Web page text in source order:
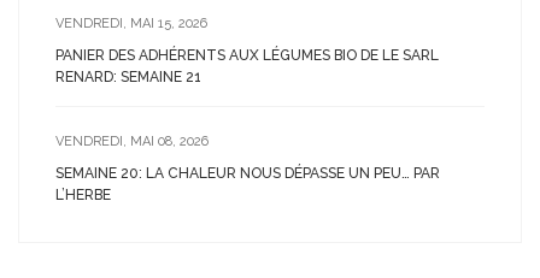
VENDREDI, MAI 15, 2026
PANIER DES ADHÉRENTS AUX LÉGUMES BIO DE LE SARL
RENARD: SEMAINE 21
VENDREDI, MAI 08, 2026
SEMAINE 20: LA CHALEUR NOUS DÉPASSE UN PEU… PAR
L’HERBE